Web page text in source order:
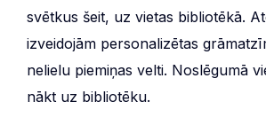
svētkus šeit, uz vietas bibliotēkā.
izveidojām personalizētas
nelielu piemiņas velti. Noslēgumā
nākt uz bibliotēku.